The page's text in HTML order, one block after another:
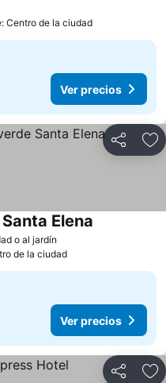
Centro de la ciudad
Ver precios
Compartir
o al jardín
Elena
de la ciudad
Ver precios
Compartir